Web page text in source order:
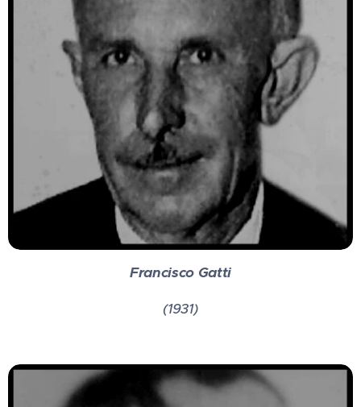
Francisco Gatti
(1931)